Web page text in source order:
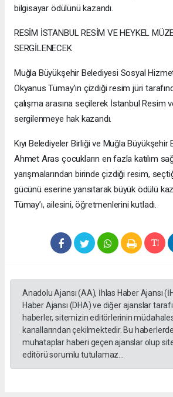
bilgisayar ödülünü kazandı.
RESİM İSTANBUL RESİM VE HEYKEL
SERGİLENECEK
Muğla Büyükşehir Belediyesi Sosyal
Okyanus Tümay’ın çizdiği resim jüri
çalışma arasına seçilerek İstanbul Resim
sergilenmeye hak kazandı.
Kıyı Belediyeler Birliği ve Muğla Büyükşehir
Ahmet Aras çocukların en fazla katılım
yarışmalarından birinde çizdiği resim,
gücünü eserine yansıtarak büyük ödülü
Tümay’ı, ailesini, öğretmenlerini kutladı.
Anadolu Ajansı (AA), İhlas Haber Ajansı
Haber Ajansı (DHA) ve diğer ajanslar
haberler, sitemizin editörlerinin
kanallarından çekilmektedir. Bu
muhataplar haberi geçen ajanslar olup
editörü sorumlu tutulamaz...